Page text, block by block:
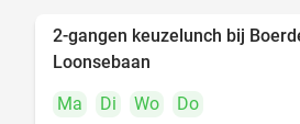
2-gangen keuzelunch bij
Loonsebaan
Ma
Di Wo
Do